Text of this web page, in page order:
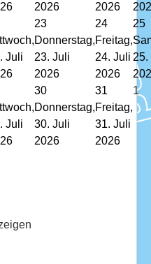
2026
2026
Juli
23
Donnerstag,
23. Juli
2026
24
Freitag,
24. Juli
2026
25
25.
Juli
30
Donnerstag,
30. Juli
2026
31
Freitag,
31. Juli
2026
1